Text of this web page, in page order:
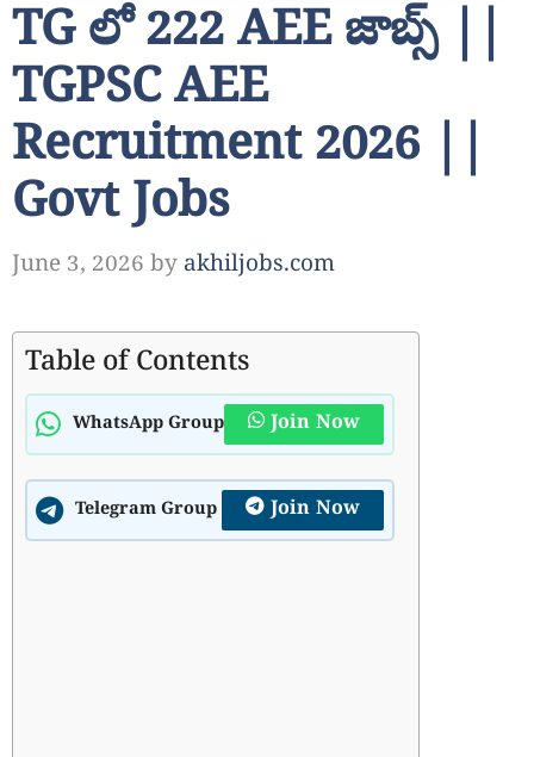
TG లో 222 AEE జాబ్స్ ||
TGPSC AEE
Recruitment 2026 ||
Govt Jobs
June 3, 2026 by akhiljobs.com
Table of Contents
WhatsApp Group Join Now
Telegram Group Join Now